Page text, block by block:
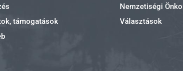
támogatások
Nemzetiségi
Választások